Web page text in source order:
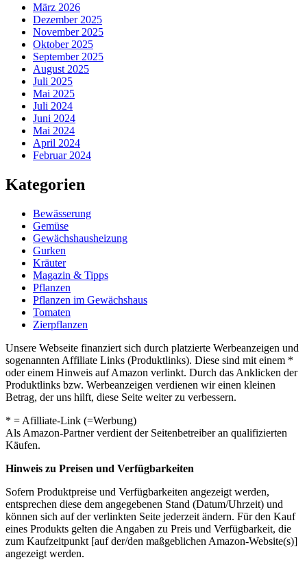
März 2026
Dezember 2025
November 2025
Oktober 2025
September 2025
August 2025
Juli 2025
Mai 2025
Juli 2024
Juni 2024
Mai 2024
April 2024
Februar 2024
Kategorien
Bewässerung
Gemüse
Gewächshausheizung
Gurken
Kräuter
Magazin & Tipps
Pflanzen
Pflanzen im Gewächshaus
Tomaten
Zierpflanzen
Unsere Webseite finanziert sich durch platzierte Werbeanzeigen und
sogenannten Affiliate Links (Produktlinks). Diese sind mit einem *
oder einem Hinweis auf Amazon verlinkt. Durch das Anklicken der
Produktlinks bzw. Werbeanzeigen verdienen wir einen kleinen
Betrag, der uns hilft, diese Seite weiter zu verbessern.
* = Afilliate-Link (=Werbung)
Als Amazon-Partner verdient der Seitenbetreiber an qualifizierten
Käufen.
Hinweis zu Preisen und Verfügbarkeiten
Sofern Produktpreise und Verfügbarkeiten angezeigt werden,
entsprechen diese dem angegebenen Stand (Datum/Uhrzeit) und
können sich auf der verlinkten Seite jederzeit ändern. Für den Kauf
eines Produkts gelten die Angaben zu Preis und Verfügbarkeit, die
zum Kaufzeitpunkt [auf der/den maßgeblichen Amazon-Website(s)]
angezeigt werden.